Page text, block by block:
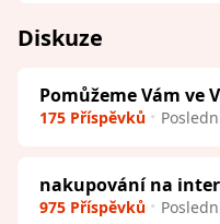
Diskuze
Pomůžeme Vám ve
175 Příspěvků
nakupování na
975 Příspěvků